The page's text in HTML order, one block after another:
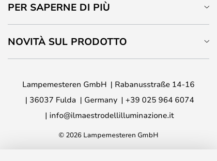
PER SAPERNE DI PIÙ
NOVITÀ SUL PRODOTTO
Lampemesteren GmbH
Rabanusstraße 14-16
36037 Fulda
Germany
+39 025 964 6074
info@ilmaestrodellilluminazione.it
© 2026 Lampemesteren GmbH